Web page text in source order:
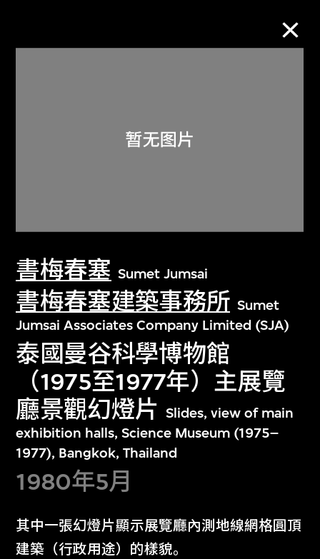
書梅春塞 Sumet Jumsai
書梅春塞建築事務所 Sumet
Jumsai Associates Company Limited (SJA)
泰國曼谷科學博物館
（1975至1977年）主展覽
廳景觀幻燈片 Slides, view of main
exhibition halls, Science Museum (1975–
1977), Bangkok, Thailand
1980年5月
其中一張幻燈片顯示展覽廳內測地線網格圓頂
建築（行政用途）的樣貌。
关于M+藏品
探索世界顶级的二十及二十一世纪视觉
文化藏品。